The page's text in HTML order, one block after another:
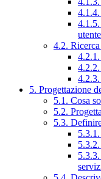
utente
4.2.
5. Progettazione
5.1. Cosa
5.2.
5.3.